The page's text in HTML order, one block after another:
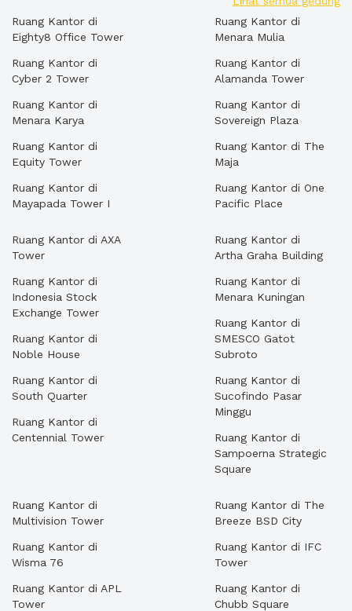
Ruang Kantor di
Eighty8 Office Tower
Ruang Kantor di
Cyber 2 Tower
Ruang Kantor di
Menara Karya
Ruang Kantor di
Equity Tower
Ruang Kantor di
Mayapada Tower I
Ruang Kantor di
Menara Mulia
Ruang Kantor di
Alamanda Tower
Ruang Kantor di
Sovereign Plaza
Ruang Kantor di The
Maja
Ruang Kantor di One
Pacific Place
Ruang Kantor di AXA
Tower
Ruang Kantor di
Indonesia Stock
Exchange Tower
Ruang Kantor di
Noble House
Ruang Kantor di
South Quarter
Ruang Kantor di
Centennial Tower
Ruang Kantor di
Artha Graha Building
Ruang Kantor di
Menara Kuningan
Ruang Kantor di
SMESCO Gatot
Subroto
Ruang Kantor di
Sucofindo Pasar
Minggu
Ruang Kantor di
Sampoerna Strategic
Square
Ruang Kantor di
Multivision Tower
Ruang Kantor di
Wisma 76
Ruang Kantor di APL
Tower
Ruang Kantor di The
Breeze BSD City
Ruang Kantor di IFC
Tower
Ruang Kantor di
Chubb Square